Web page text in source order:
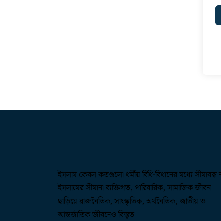
ইসলাম কেবল কতগুলো ধর্মীয় বিধি-বিধানের মধ্যে সীমাবদ্ধ
ইসলামের সীমানা ব্যক্তিগত, পারিবারিক, সামাজিক জীবন
ছাড়িয়ে রাজনৈতিক, সাংস্কৃতিক, অর্থনৈতিক, জাতীয় ও
আন্তর্জাতিক জীবনেও বিস্তৃত।